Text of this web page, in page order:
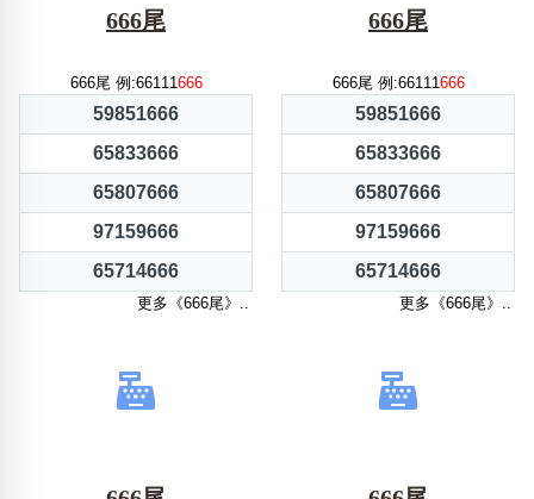
666尾
666尾 例:66111666
59851666
65833666
65807666
97159666
65714666
更多《666尾》..
666尾
666尾 例:66111666
59851666
65833666
65807666
97159666
65714666
更多《666尾》..